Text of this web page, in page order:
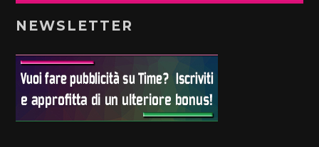
NEWSLETTER